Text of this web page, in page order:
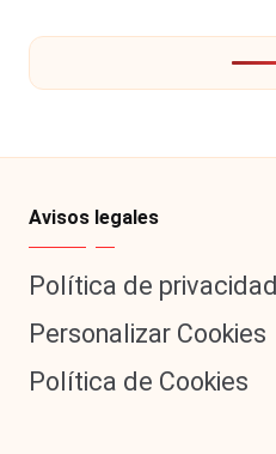
🔥
R
it
y
s,
T
V
lacvc.com
Avisos legales
Política de privacidad
Personalizar Cookies
Política de Cookies